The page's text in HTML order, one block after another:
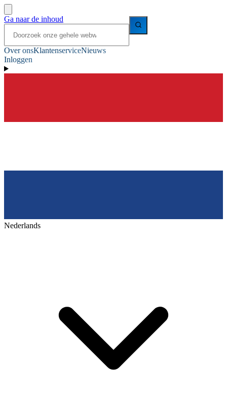
Ga naar de inhoud
Over onsKlantenserviceNieuws
Inloggen
Nederlands